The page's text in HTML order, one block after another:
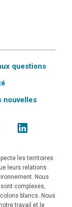
questions
nouvelles
les territoires
leurs relations
Nous
sont complexes,
blancs. Nous
travail et le